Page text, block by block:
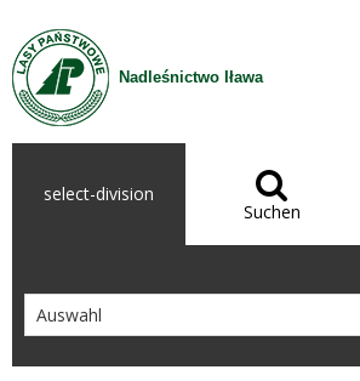
Zum Inhalt wechseln
Nadleśnictwo Iława
select-division 
Suchen